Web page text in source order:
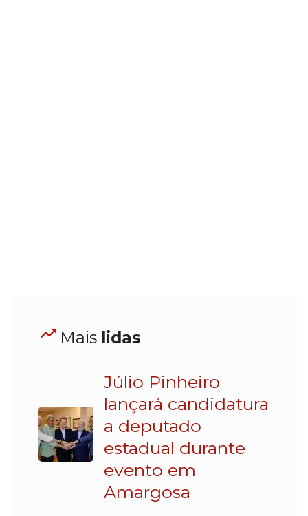
Mais lidas
Júlio Pinheiro
lançará candidatura
a deputado
estadual durante
evento em
Amargosa